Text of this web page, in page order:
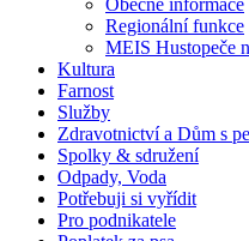
Obecné informace
Regionální funkce
MEIS Hustopeče
Kultura
Farnost
Služby
Zdravotnictví a Dům s
Spolky & sdružení
Odpady, Voda
Potřebuji si vyřídit
Pro podnikatele